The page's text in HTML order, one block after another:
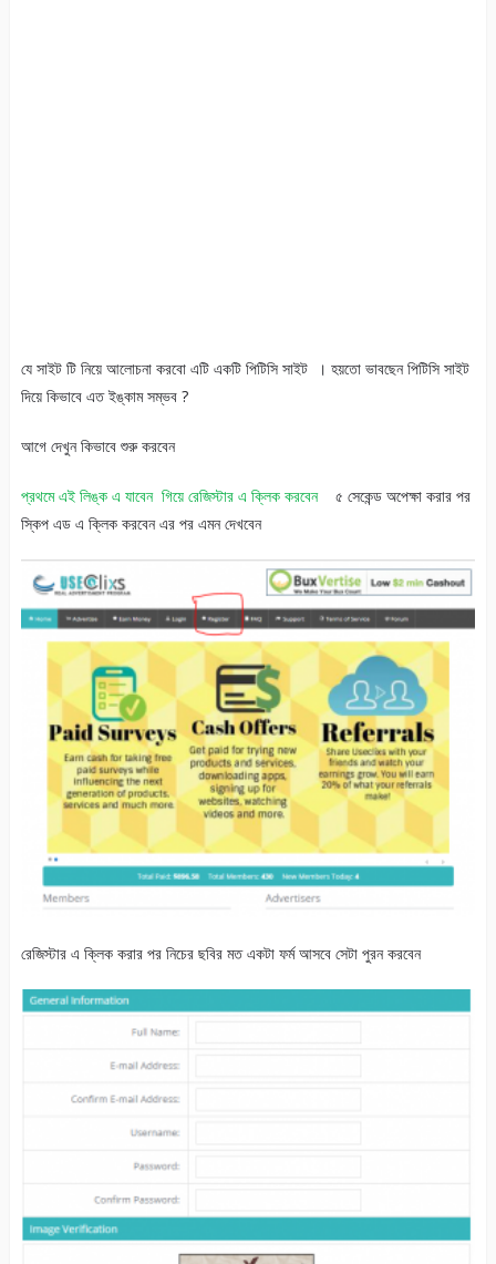
যে সাইট টি নিয়ে আলোচনা করবো এটি একটি পিটিসি সাইট । হয়তো ভাবছেন পিটিসি সাইট
দিয়ে কিভাবে এত ইঙ্কাম সম্ভব ?
আগে দেখুন কিভাবে শুরু করবেন
প্রথমে এই লিঙ্ক এ যাবেন গিয়ে রেজিস্টার এ ক্লিক করবেন৫ সেকেন্ড অপেক্ষা করার পর
স্কিপ এড এ ক্লিক করবেন এর পর এমন দেখবেন
রেজিস্টার এ ক্লিক করার পর নিচের ছবির মত একটা ফর্ম আসবে সেটা পুরন করবেন